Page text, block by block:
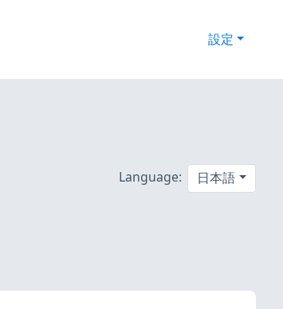
設定
Language: 日本語